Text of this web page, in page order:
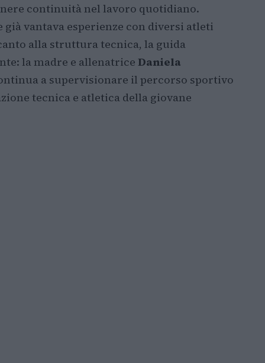
continuità nel lavoro quotidiano.
vantava esperienze con diversi atleti
alla struttura tecnica, la guida
la madre e allenatrice Daniela
a supervisionare il percorso sportivo
tecnica e atletica della giovane